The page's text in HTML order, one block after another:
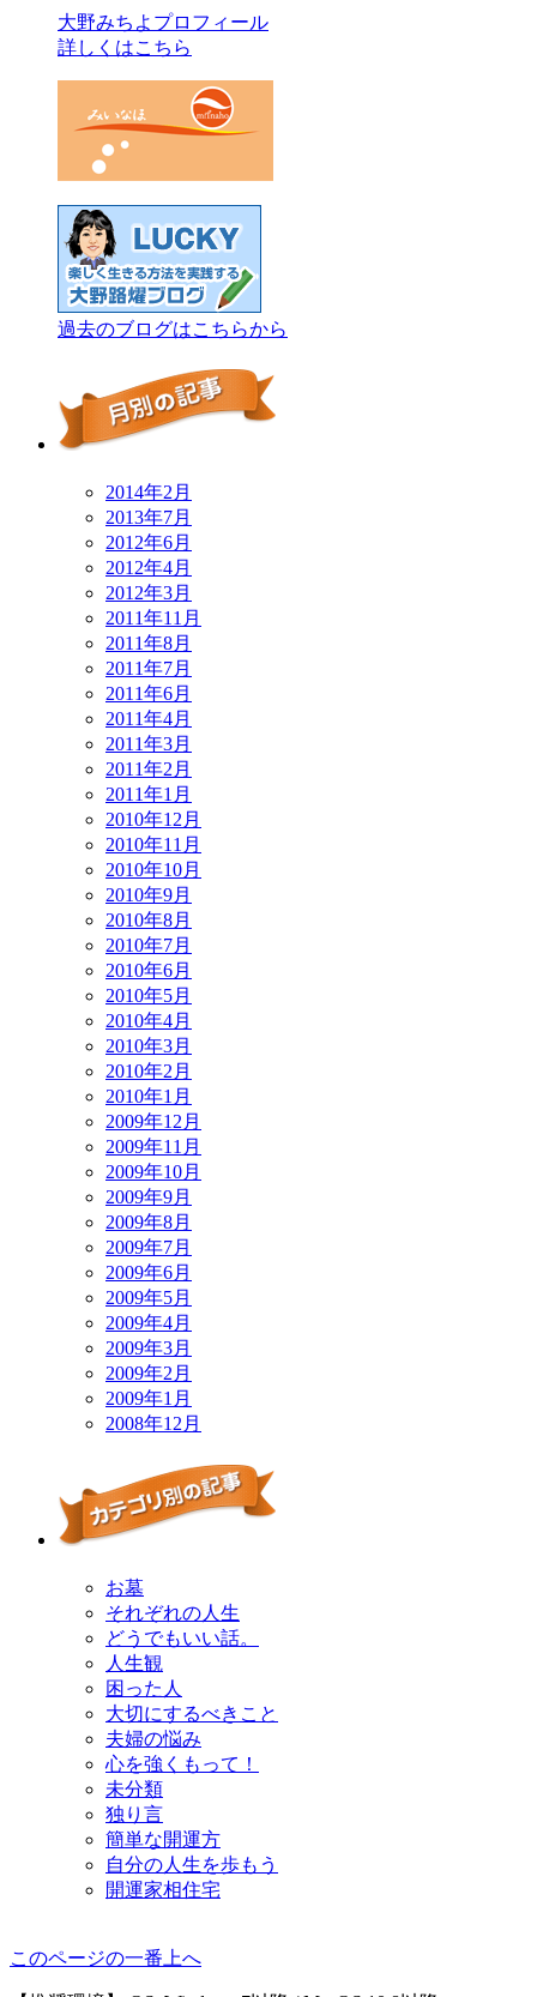
大野みちよプロフィール
詳しくはこちら
過去のブログはこちらから
2014年2月
2013年7月
2012年6月
2012年4月
2012年3月
2011年11月
2011年8月
2011年7月
2011年6月
2011年4月
2011年3月
2011年2月
2011年1月
2010年12月
2010年11月
2010年10月
2010年9月
2010年8月
2010年7月
2010年6月
2010年5月
2010年4月
2010年3月
2010年2月
2010年1月
2009年12月
2009年11月
2009年10月
2009年9月
2009年8月
2009年7月
2009年6月
2009年5月
2009年4月
2009年3月
2009年2月
2009年1月
2008年12月
お墓
それぞれの人生
どうでもいい話。
人生観
困った人
大切にするべきこと
夫婦の悩み
心を強くもって！
未分類
独り言
簡単な開運方
自分の人生を歩もう
開運家相住宅
このページの一番上へ